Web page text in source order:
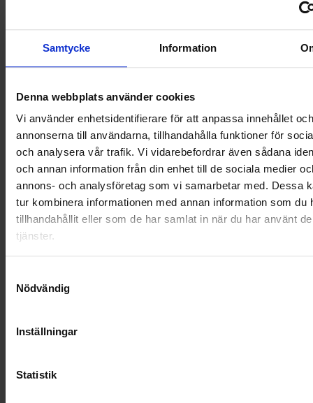
Samtycke Information
Denna webbplats använder cookies
Vi använder enhetsidentifierare för att anpassa innehållet och
annonserna till användarna, tillhandahålla funktioner för
och analysera vår trafik. Vi vidarebefordrar även sådana
och annan information från din enhet till de sociala medier
annons- och analysföretag som vi samarbetar med. Dessa
tur kombinera informationen med annan information som du
tillhandahållit eller som de har samlat in när du har använt
tjänster.
Nödvändig
Inställningar
Statistik
OHLSSONS REGION VÄST
OHLSSONSKOLLEGOR
RENHÅLLNING
SAMARBETEN
SOCIALT ANSVAR